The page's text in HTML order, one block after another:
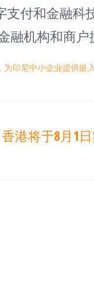
付和金融科
融机构和商户
为印尼中小企业提供嵌
香港将于8月1